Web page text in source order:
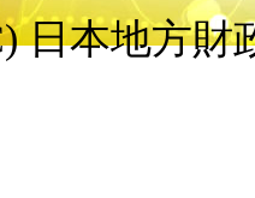
日本地方財